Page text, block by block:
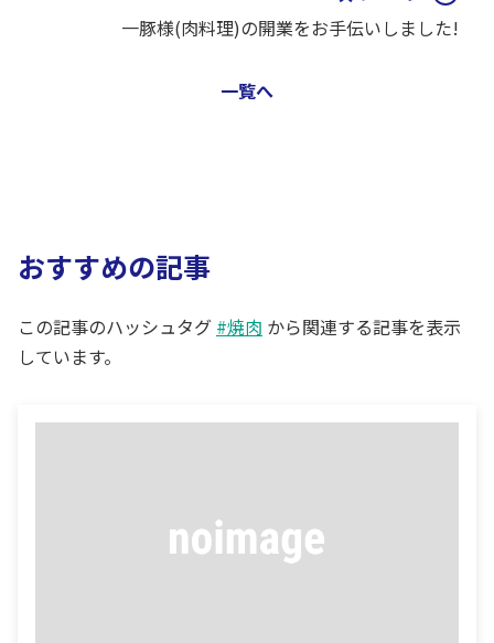
一豚様(肉料理)の開業をお手伝いしました!
一覧へ
おすすめの記事
この記事のハッシュタグ #焼肉 から関連する記事を表示
しています。